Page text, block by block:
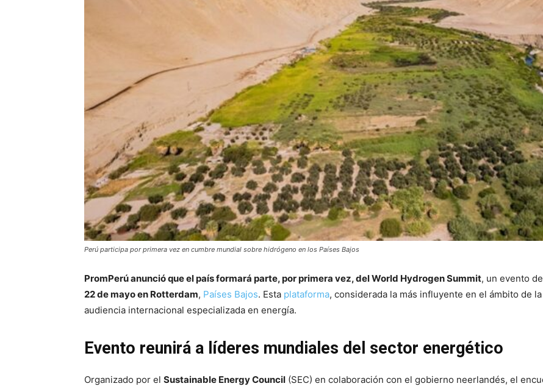
Perú participa por primera vez en cumbre mundial sobre hidrógeno en los Países Bajos
PromPerú anunció que el país formará parte, por primera vez, del World Hydrogen Summit, un evento
22 de mayo en Rotterdam, Países Bajos. Esta plataforma, considerada la más influyente en el ámbito de la
audiencia internacional especializada en energía.
Evento reunirá a líderes mundiales del sector energético
Organizado por el Sustainable Energy Council (SEC) en colaboración con el gobierno neerlandés, el